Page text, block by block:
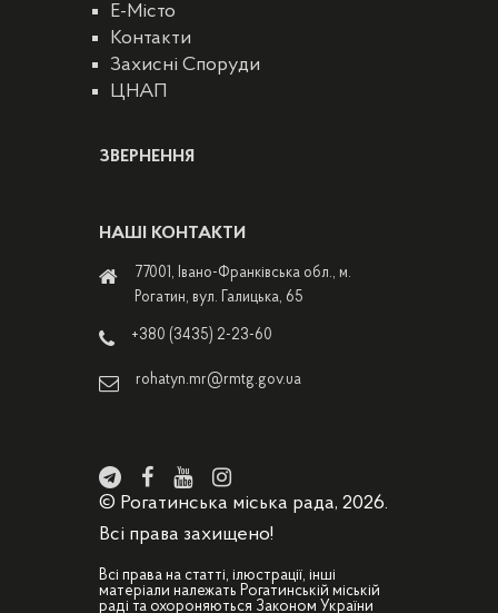
E-Місто
Контакти
Захисні Споруди
ЦНАП
ЗВЕРНЕННЯ
НАШІ КОНТАКТИ
77001, Івано-Франківська обл., м.
Рогатин, вул. Галицька, 65
+380 (3435) 2-23-60
rohatyn.mr@rmtg.gov.ua
© Рогатинська міська рада, 2026.
Всі права захищено!
Всі права на статті, ілюстрації, інші
матеріали належать Рогатинській міській
раді та охороняються Законом України